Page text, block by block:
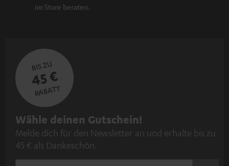
im Store beraten.
BIS ZU
45 €
RABATT
N
e
w
Wähle deinen Gutschein!
Melde dich für den Newsletter an und erhalte bis zu
45 € als Dankeschön.